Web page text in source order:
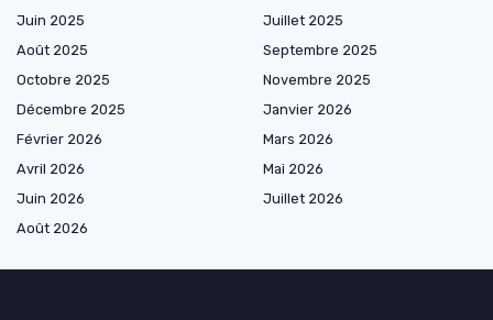
Juin 2025
Juillet 2025
Août 2025
Septembre 2025
Octobre 2025
Novembre 2025
Décembre 2025
Janvier 2026
Février 2026
Mars 2026
Avril 2026
Mai 2026
Juin 2026
Juillet 2026
Août 2026